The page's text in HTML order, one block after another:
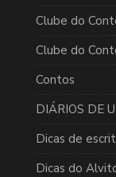
Clube do
Clube do
Contos
DIÁRIOS DE
Dicas de
Dicas do